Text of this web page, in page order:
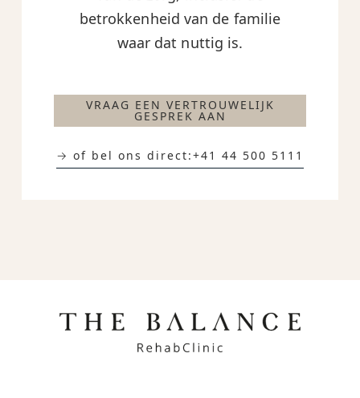
betrokkenheid van de familie
waar dat nuttig is.
VRAAG EEN VERTROUWELIJK
GESPREK AAN
→ of bel ons direct:+41 44 500 5111